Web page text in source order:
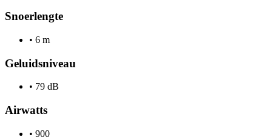
Snoerlengte
• 6 m
Geluidsniveau
• 79 dB
Airwatts
• 900